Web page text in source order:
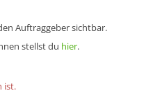
Auftraggeber sichtbar.
stellst du hier.
ist.